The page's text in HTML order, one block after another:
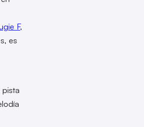
F,
es